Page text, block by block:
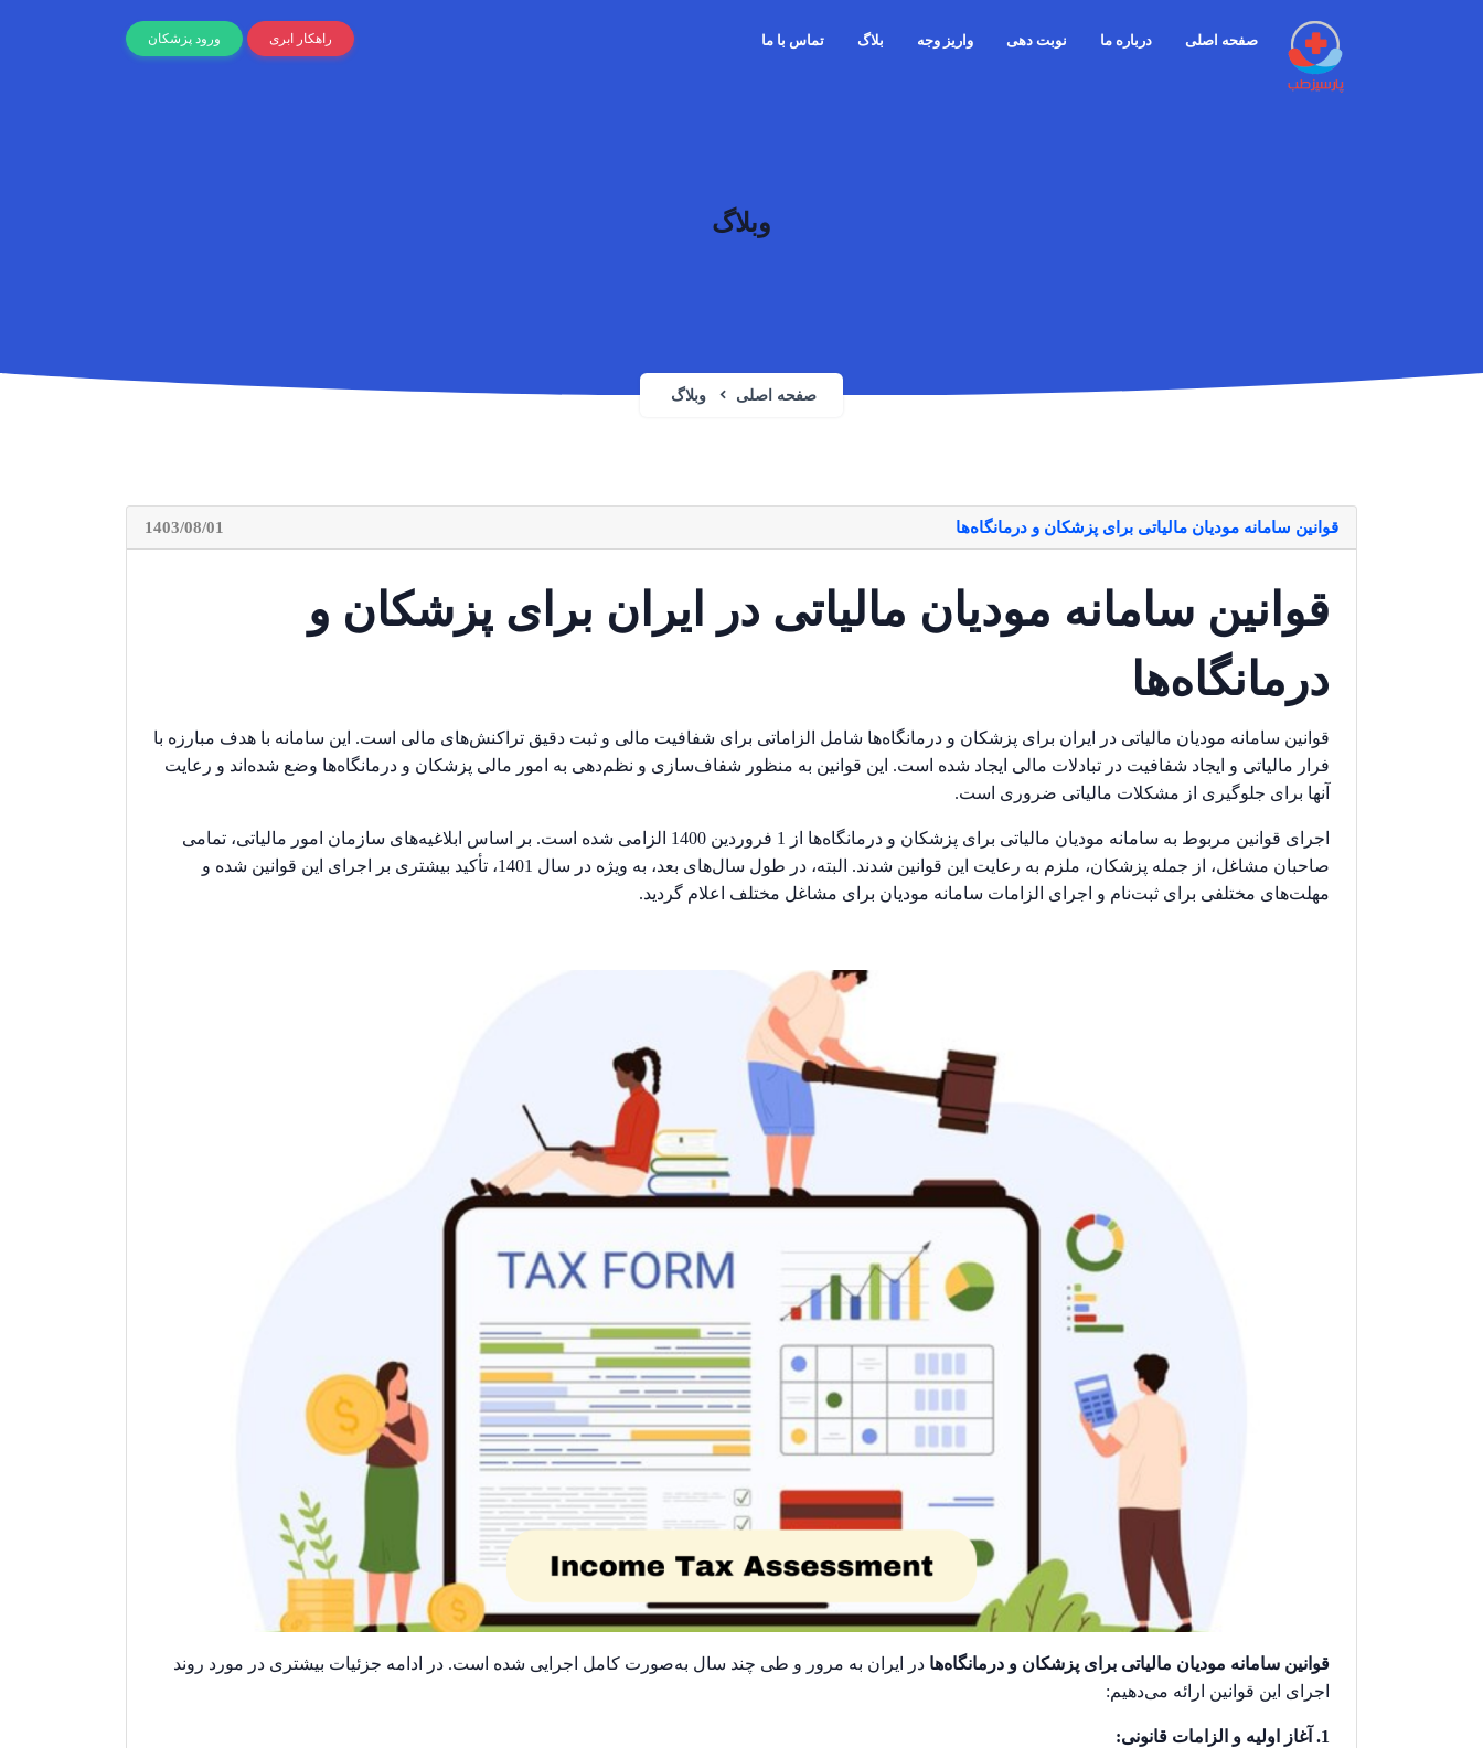
راهکار ابری ورود پزشکان صفحه اصلی درباره ما نوبت دهی واریز وجه بلاگ تماس با ما
وبلاگ
صفحه اصلی وبلاگ
قوانین سامانه مودیان مالیاتی برای پزشکان و درمانگاه‌ها 1403/08/01
قوانین سامانه مودیان مالیاتی در ایران برای پزشکان و
درمانگاه‌ها
قوانین سامانه مودیان مالیاتی در ایران برای پزشکان و درمانگاه‌ها شامل الزاماتی برای شفافیت مالی و ثبت دقیق تراکنش‌های مالی است. این سامانه با هدف مبارزه با
فرار مالیاتی و ایجاد شفافیت در تبادلات مالی ایجاد شده است. این قوانین به منظور شفاف‌سازی و نظم‌دهی به امور مالی پزشکان و درمانگاه‌ها وضع شده‌اند و رعایت
آنها برای جلوگیری از مشکلات مالیاتی ضروری است.
اجرای قوانین مربوط به سامانه مودیان مالیاتی برای پزشکان و درمانگاه‌ها از 1 فروردین 1400 الزامی شده است. بر اساس ابلاغیه‌های سازمان امور مالیاتی، تمامی
صاحبان مشاغل، از جمله پزشکان، ملزم به رعایت این قوانین شدند. البته، در طول سال‌های بعد، به ویژه در سال 1401، تأکید بیشتری بر اجرای این قوانین شده و
مهلت‌های مختلفی برای ثبت‌نام و اجرای الزامات سامانه مودیان برای مشاغل مختلف اعلام گردید.
قوانین سامانه مودیان مالیاتی برای پزشکان و درمانگاه‌ها در ایران به مرور و طی چند سال به‌صورت کامل اجرایی شده است. در ادامه جزئیات بیشتری در مورد روند
اجرای این قوانین ارائه می‌دهیم:
1. آغاز اولیه و الزامات قانونی: